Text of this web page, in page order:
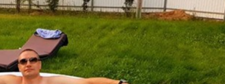
Для семьи
Для вечеринок
Профессиональные
Спортивные
Бассейны для глэмпингов
Arctic Spa
Sunrans
Viking Spa
Allseas Spa
Fiinn
Vita Spa